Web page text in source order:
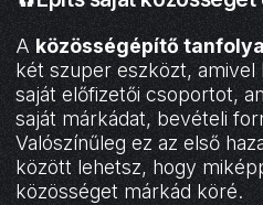
A közösségépítő
két szuper eszközt,
saját előfizetői csoportot,
saját márkádat, bevételi
Valószínűleg ez az első
között lehetsz, hogy
közösséget márkád köré.